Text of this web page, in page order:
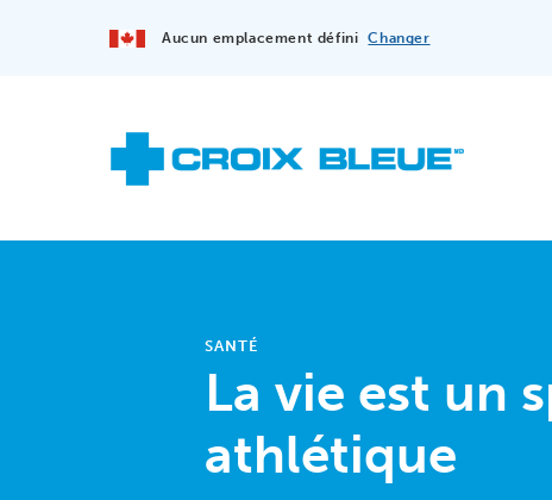
Aucun emplacement défini Changer
SANTÉ
La vie est un
athlétique